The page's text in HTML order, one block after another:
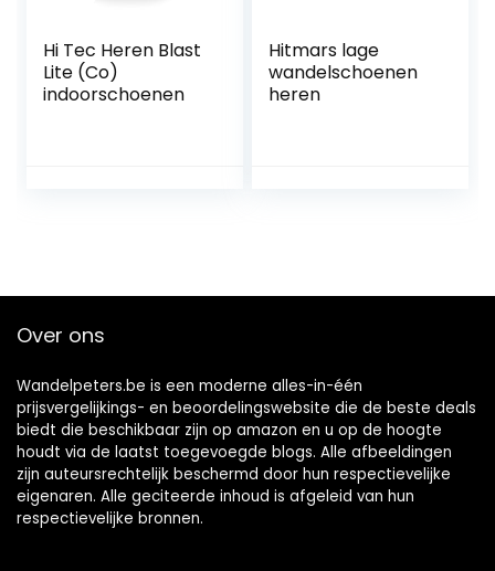
Hi Tec Heren Blast
Lite (Co)
indoorschoenen
Hitmars lage
wandelschoenen
heren
Over ons
Wandelpeters.be is een moderne alles-in-één
prijsvergelijkings- en beoordelingswebsite die de beste deals
biedt die beschikbaar zijn op amazon en u op de hoogte
houdt via de laatst toegevoegde blogs. Alle afbeeldingen
zijn auteursrechtelijk beschermd door hun respectievelijke
eigenaren. Alle geciteerde inhoud is afgeleid van hun
respectievelijke bronnen.